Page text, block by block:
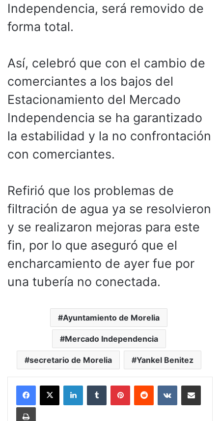
Independencia, será removido de
forma total.
Así, celebró que con el cambio de
comerciantes a los bajos del
Estacionamiento del Mercado
Independencia se ha garantizado
la estabilidad y la no confrontación
con comerciantes.
Refirió que los problemas de
filtración de agua ya se resolvieron
y se realizaron mejoras para este
fin, por lo que aseguró que el
encharcamiento de ayer fue por
una tubería no conectada.
Ayuntamiento de Morelia
Mercado Independencia
secretario de Morelia Yankel Benitez
LinkedInTumblr PinterestReddit VKontakteCompartir por
Imprimir